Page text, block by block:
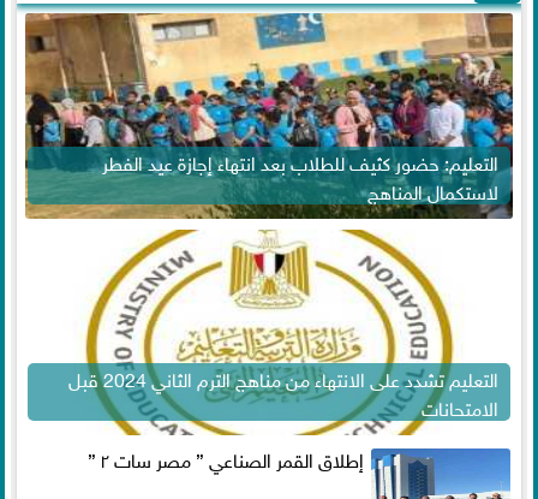
التعليم: حضور كثيف للطلاب بعد انتهاء إجازة عيد الفطر
لاستكمال المناهج
التعليم تشدد على الانتهاء من مناهج الترم الثاني 2024 قبل
الامتحانات
إطلاق القمر الصناعي ” مصر سات ٢ ”